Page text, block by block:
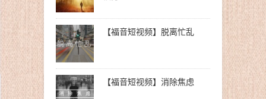
【福音短视频】脱离忙乱
【福音短视频】消除焦虑